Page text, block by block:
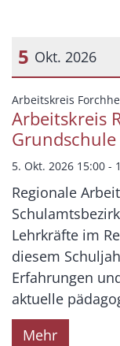
5 Okt. 2026
Datum: 5.
Arbeitskreis
Arbeitskreis
Grundschule
5. Okt. 2026 15:00 -
Regionale
Lehrkräfte im
diesem
Erfahrungen
aktuelle
Mehr